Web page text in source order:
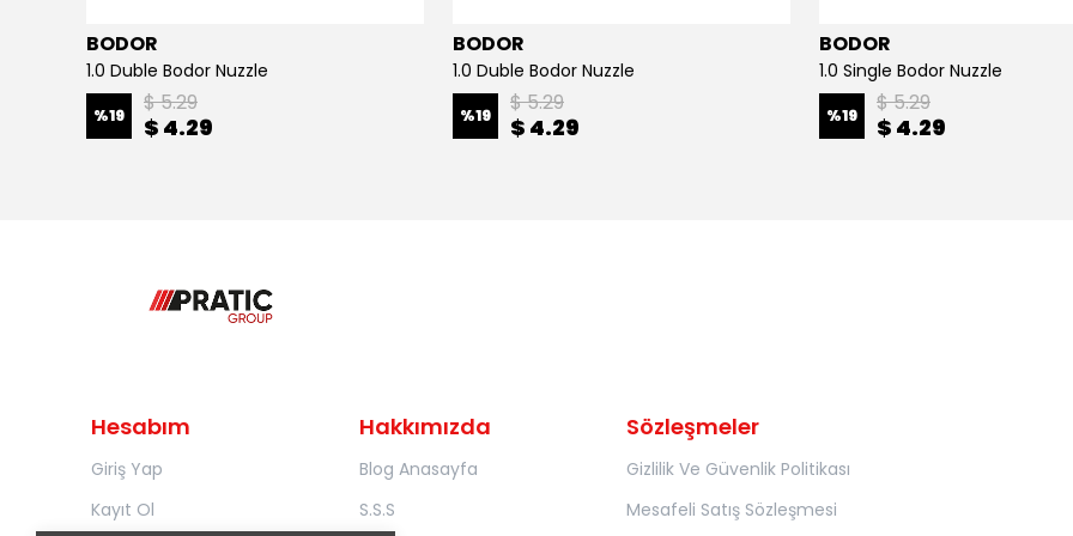
BODOR
1.0 Duble Bodor Nuzzle
%19 $ 5.29
$ 4.29
BODOR
1.0 Duble Bodor Nuzzle
%19 $ 5.29
$ 4.29
BODOR
1.0 Single Bodor Nuzzle
%19 $ 5.29
$ 4.29
Hesabım
Giriş Yap
Kayıt Ol
Hakkımızda
Blog Anasayfa
S.S.S
Sözleşmeler
Gizlilik Ve Güvenlik Politikası
Mesafeli Satış Sözleşmesi